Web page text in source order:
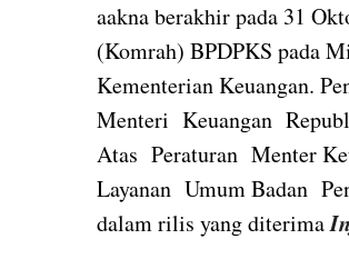
aakna berakhir pada 31
(Komrah) BPDPKS pada
Kementerian Keuangan.
Menteri Keuangan
Atas Peraturan Menter
Layanan Umum Badan
dalam rilis yang diterima